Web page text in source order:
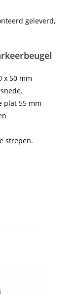
geleverd,
x 50 mm
plat 55 mm
strepen.